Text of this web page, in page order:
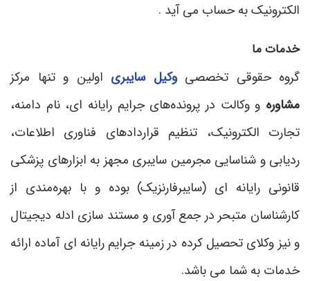
الکترونیک به حساب می آید .
خدمات ما
گروه حقوقی تخصصیوکیل سایبری اولین و تنها مرکز
مشاوره و وکالت در پرونده‌های جرایم رایانه ای، نام دامنه،
تجارت الکترونیک، تنظیم قراردادهای فناوری اطلاعات،
ردیابی و شناسایی مجرمین سایبری مجهز به ابزارهای پزشکی
قانونی رایانه ای (سایبرفارنزیک) بوده و با بهره‌مندی از
کارشناسان متبحر در جمع آوری و مستند سازی ادله دیجیتال
و نیز وکلای تحصیل کرده در زمینه جرایم رایانه ای آماده ارائه
خدمات به شما می باشد.